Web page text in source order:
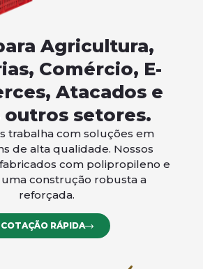
Agricultura,
Comércio, E-
Atacados e
outros setores.
trabalha com soluções em
de alta qualidade. Nossos
com polipropileno e
construção robusta a
reforçada.
COTAÇÃO RÁPIDA